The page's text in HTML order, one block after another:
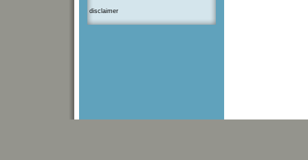
disclaimer